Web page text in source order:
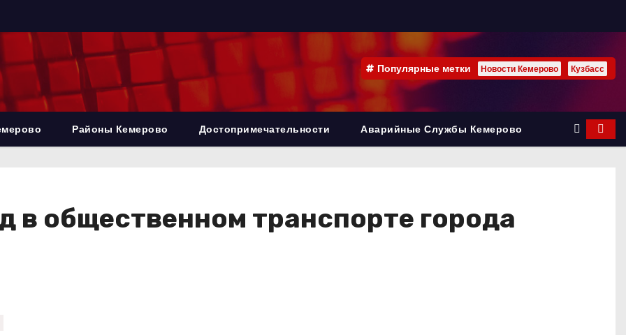
Популярные метки Новости Кемерово Кузбасс
Районы Кемерово Достопримечательности Аварийные Службы Кемерово
в общественном транспорте города